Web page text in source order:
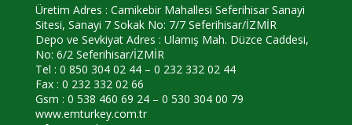
Üretim Adres : Camikebir Mahallesi Seferihisar Sanayi
Sitesi, Sanayi 7 Sokak No: 7/7 Seferihisar/İZMİR
Depo ve Sevkiyat Adres : Ulamış Mah. Düzce Caddesi,
No: 6/2 Seferihisar/İZMİR
Tel : 0 850 304 02 44 – 0 232 332 02 44
Fax : 0 232 332 02 66
Gsm : 0 538 460 69 24 – 0 530 304 00 79
www.emturkey.com.tr